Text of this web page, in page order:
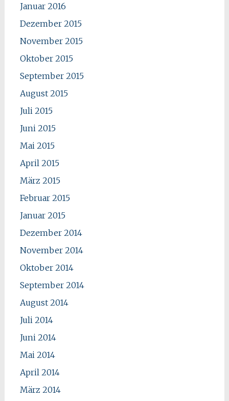
Januar 2016
Dezember 2015
November 2015
Oktober 2015
September 2015
August 2015
Juli 2015
Juni 2015
Mai 2015
April 2015
März 2015
Februar 2015
Januar 2015
Dezember 2014
November 2014
Oktober 2014
September 2014
August 2014
Juli 2014
Juni 2014
Mai 2014
April 2014
März 2014